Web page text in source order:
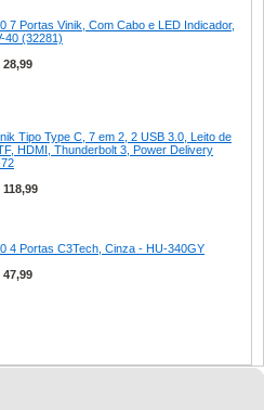
7 Portas Vinik, Com Cabo e LED Indicador,
40 (32281)
Tipo Type C, 7 em 2, 2 USB 3.0, Leito de
HDMI, Thunderbolt 3, Power Delivery
4 Portas C3Tech, Cinza - HU-340GY